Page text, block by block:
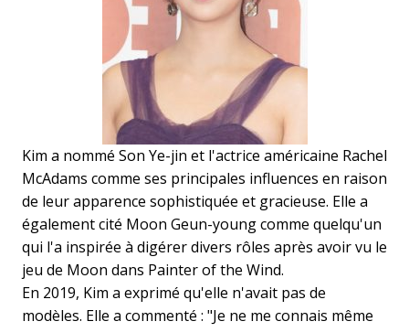
Kim a nommé Son Ye-jin et l'actrice américaine Rachel
McAdams comme ses principales influences en raison
de leur apparence sophistiquée et gracieuse. Elle a
également cité Moon Geun-young comme quelqu'un
qui l'a inspirée à digérer divers rôles après avoir vu le
jeu de Moon dans Painter of the Wind.
En 2019, Kim a exprimé qu'elle n'avait pas de
modèles. Elle a commenté : "Je ne me connais même